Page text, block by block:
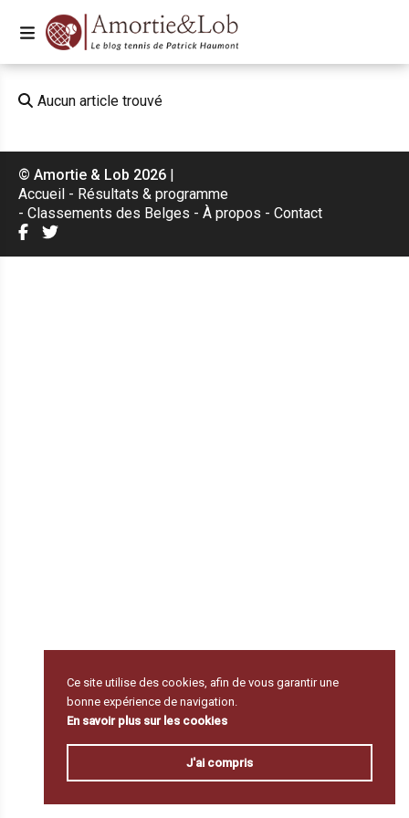
Aucun article trouvé
© Amortie & Lob 2026 |
Accueil
Résultats & programme
Classements des Belges
À propos Contact
Ce site utilise des cookies, afin de vous garantir une
bonne expérience de navigation.
En savoir plus sur les cookies
J'ai compris